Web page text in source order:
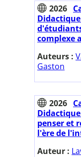
2026
complexe
Auteurs :
Gaston
2026
Didactique
penser et
l'ère de
Auteur :